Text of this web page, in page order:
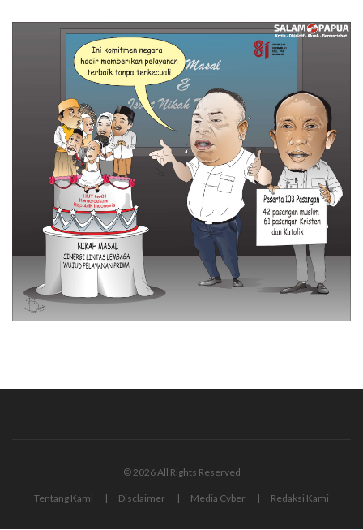
© 2026 All Rights Reserved
Tentang Kami Disclaimer Media Cyber Redaksi Kami